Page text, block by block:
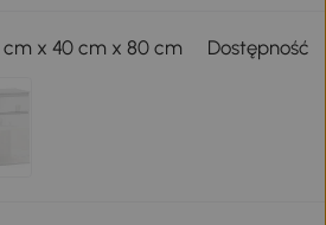
cm x 40 cm x 80 cm Dostępność